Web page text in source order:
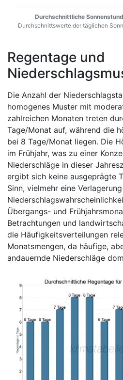
Durchschnittliche
Durchschnittswerte der täglichen
Regentage und
Die Anzahl der
homogenes Muster mit
zahlreichen Monaten treten
Tage/Monat auf, während die
bei 8 Tage/Monat liegen. Die
im Frühjahr, was zu einer
Niederschläge in dieser
ergibt sich keine ausgeprägte
Sinn, vielmehr eine
Übergangs- und
Betrachtungen und
die Häufigkeitsverteilungen
Monatsmengen, da häufige,
andauernde Niederschläge